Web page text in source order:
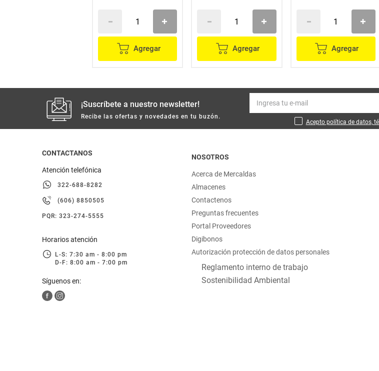
Agregar Agregar Agregar
¡Suscríbete a nuestro newsletter!
Recibe las ofertas y novedades en tu buzón.
Acepto política de datos,
CONTACTANOS
Atención telefónica
322-688-8282
(606) 8850505
PQR: 323-274-5555
Horarios atención
L-S: 7:30 am - 8:00 pm
D-F: 8:00 am - 7:00 pm
Síguenos en:
NOSOTROS
Acerca de Mercaldas
Almacenes
Contactenos
Preguntas frecuentes
Portal Proveedores
Digibonos
Autorización protección de datos personales
Reglamento interno de trabajo
Sostenibilidad Ambiental